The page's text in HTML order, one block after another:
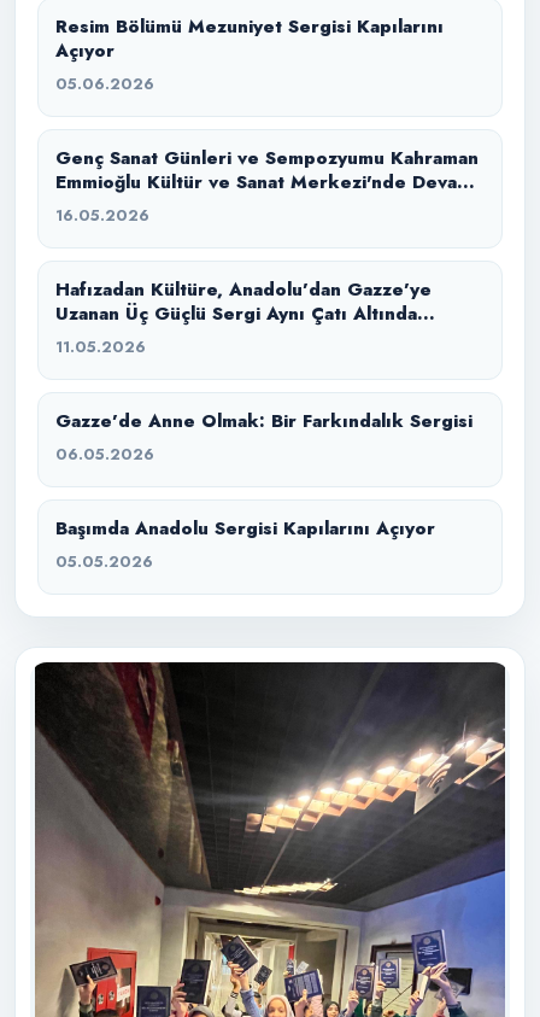
Resim Bölümü Mezuniyet Sergisi Kapılarını
Açıyor
05.06.2026
Genç Sanat Günleri ve Sempozyumu Kahraman
Emmioğlu Kültür ve Sanat Merkezi'nde Devam
Ediyor
16.05.2026
Hafızadan Kültüre, Anadolu’dan Gazze’ye
Uzanan Üç Güçlü Sergi Aynı Çatı Altında
Buluştu
11.05.2026
Gazze’de Anne Olmak: Bir Farkındalık Sergisi
06.05.2026
Başımda Anadolu Sergisi Kapılarını Açıyor
05.05.2026